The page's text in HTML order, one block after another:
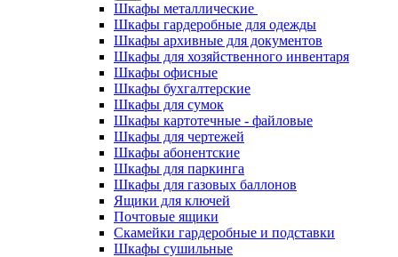
Шкафы металлические
Шкафы гардеробные для одежды
Шкафы архивные для документов
Шкафы для хозяйственного инвентаря
Шкафы офисные
Шкафы бухгалтерские
Шкафы для сумок
Шкафы картотечные - файловые
Шкафы для чертежей
Шкафы абонентские
Шкафы для паркинга
Шкафы для газовых баллонов
Ящики для ключей
Почтовые ящики
Скамейки гардеробные и подставки
Шкафы сушильные